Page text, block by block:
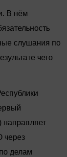
В нём
слушания по
чего
направляет
через
делам